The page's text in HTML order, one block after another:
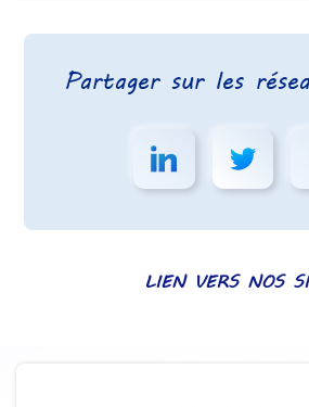
Partager sur les
LIEN VERS NOS